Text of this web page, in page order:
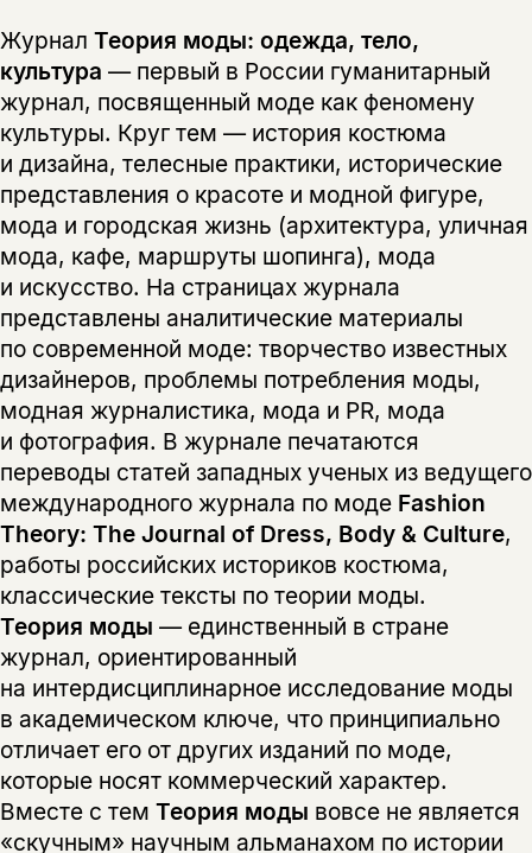
Журнал Теория моды: одежда, тело,
культура — первый в России гуманитарный
журнал, посвященный моде как феномену
культуры. Круг тем — история костюма
и дизайна, телесные практики, исторические
представления о красоте и модной фигуре,
мода и городская жизнь (архитектура, уличная
мода, кафе, маршруты шопинга), мода
и искусство. На страницах журнала
представлены аналитические материалы
по современной моде: творчество известных
дизайнеров, проблемы потребления моды,
модная журналистика, мода и PR, мода
и фотография. В журнале печатаются
переводы статей западных ученых из ведущего
международного журнала по моде Fashion
Theory: The Journal of Dress, Body & Culture,
работы российских историков костюма,
классические тексты по теории моды.
Теория моды — единственный в стране
журнал, ориентированный
на интердисциплинарное исследование моды
в академическом ключе, что принципиально
отличает его от других изданий по моде,
которые носят коммерческий характер.
Вместе с тем Теория моды вовсе не является
«скучным» научным альманахом по истории